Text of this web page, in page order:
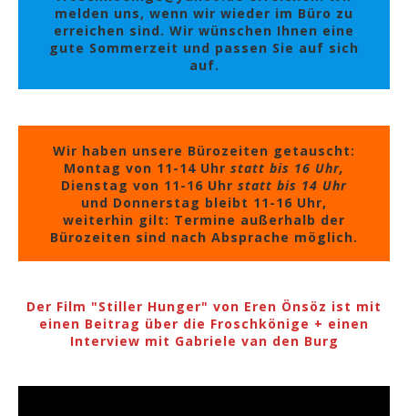
melden uns, wenn wir wieder im Büro zu
erreichen sind. Wir wünschen Ihnen eine
gute Sommerzeit und passen Sie auf sich
auf.
Wir haben unsere Bürozeiten getauscht:
Montag von 11-14 Uhr statt bis 16 Uhr,
Dienstag von 11-16 Uhr statt bis 14 Uhr
und Donnerstag bleibt 11-16 Uhr,
weiterhin gilt: Termine außerhalb der
Bürozeiten sind nach Absprache möglich.
Der Film "Stiller Hunger" von Eren Önsöz ist mit
einen Beitrag über die Froschkönige + einen
Interview mit Gabriele van den Burg